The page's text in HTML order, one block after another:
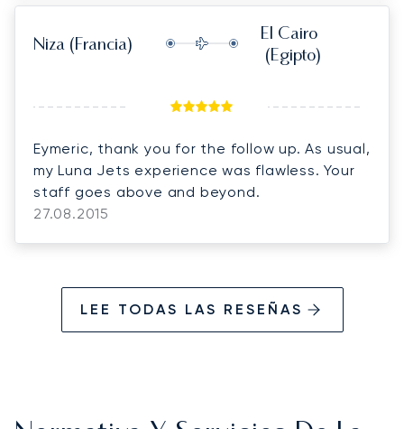
Niza (Francia)
El Cairo
(Egipto)
Eymeric, thank you for the follow up. As usual,
my Luna Jets experience was flawless. Your
staff goes above and beyond.
27.08.2015
LEE TODAS LAS RESEÑAS